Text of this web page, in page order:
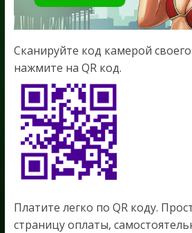
Сканируйте код камерой
нажмите на QR код.
Платите легко по QR коду.
страницу оплаты,